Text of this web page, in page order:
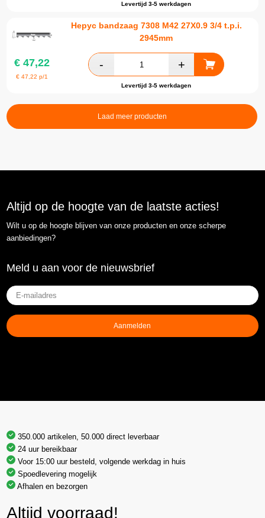
Levertijd 3-5 werkdagen
Hepyc bandzaag 7308 M42 27X0.9 3/4 t.p.i.
2945mm
€ 47,22
€47,22 p/1
Levertijd 3-5 werkdagen
Laad meer producten
Altijd op de hoogte van de laatste acties!
Wilt u op de hoogte blijven van onze producten en onze scherpe
aanbiedingen?
Meld u aan voor de nieuwsbrief
E-
mailadres(Vereist)
Aanmelden
350.000 artikelen, 50.000 direct leverbaar
24 uur bereikbaar
Voor 15:00 uur besteld, volgende werkdag in huis
Spoedlevering mogelijk
Afhalen en bezorgen
Altijd voorraad!